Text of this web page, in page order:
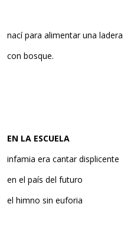
nací para alimentar una ladera
con bosque.
EN LA ESCUELA
infamia era cantar displicente
en el país del futuro
el himno sin euforia